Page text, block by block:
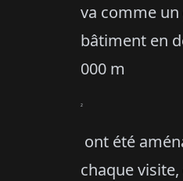
va comme
bâtiment en
000 m
2
ont été
chaque